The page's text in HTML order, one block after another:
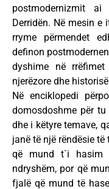
postmodernizmit
Derridën. Në mesin e
rryme përmendet
definon
dyshime në
njerëzore dhe
Në enciklopedi
domosdoshme për
dhe i këtyre temave,
janë të një rëndësie
që mund t`i hasim
ndryshëm, por që
fjalë që mund të